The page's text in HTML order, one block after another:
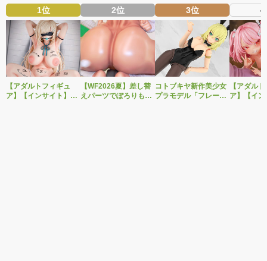
1位
【アダルトフィギュ
ア】【インサイト】肉
2位
【WF2026夏】差し替
えパーツでぽろりも
3位
コトブキヤ新作美少女
プラモデル「フレーム
4
【アダル
ア】【イ